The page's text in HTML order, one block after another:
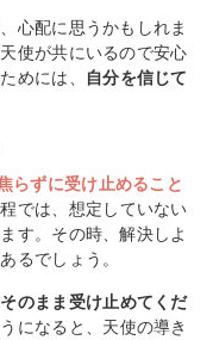
心配に思うかもしれま
使が共にいるので安心
めには、
自分を信じて
らずに受け止めること
では、想定していない
す。その時、解決しよ
るでしょう。
のまま受け止めてくだ
になると、天使の導き